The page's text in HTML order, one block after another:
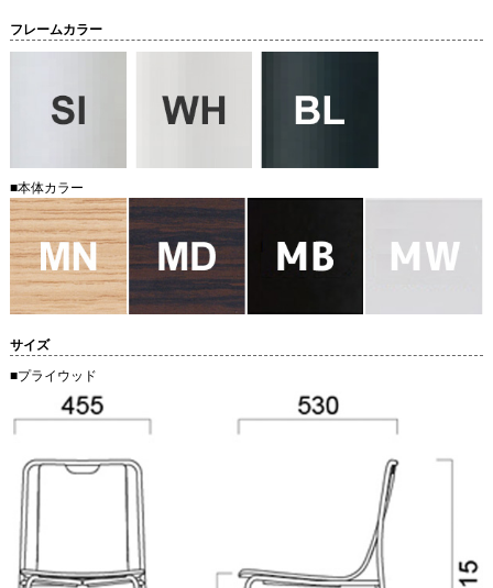
フレームカラー
■本体カラー
サイズ
■プライウッド